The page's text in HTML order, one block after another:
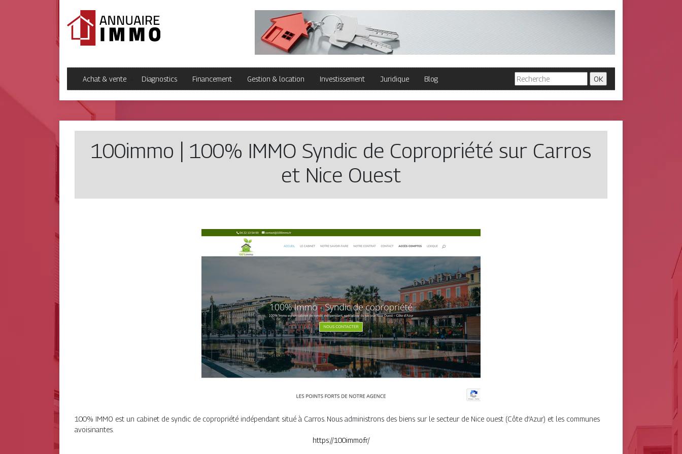
Achat & vente Diagnostics Financement Gestion & location Investissement Juridique Blog
100immo | 100% IMMO Syndic de Copropriété sur Carros
et Nice Ouest
100% IMMO est un cabinet de syndic de copropriété indépendant situé à Carros. Nous administrons des biens sur le secteur de Nice ouest (Côte d'Azur) et les communes
avoisinantes.
https://100immo.fr/